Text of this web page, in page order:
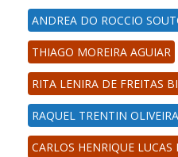
ANDREA DO ROCCIO
THIAGO MOREIRA AGUIAR
RITA LENIRA DE FREITAS
RAQUEL TRENTIN OLIVEIRA
CARLOS HENRIQUE LUCAS